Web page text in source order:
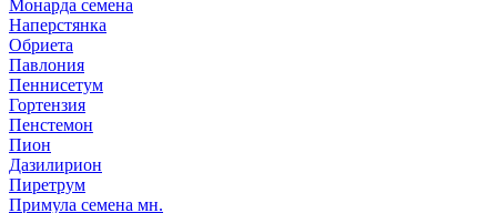
Монарда семена
Наперстянка
Обриета
Павлония
Пеннисетум
Гортензия
Пенстемон
Пион
Дазилирион
Пиретрум
Примула семена мн.